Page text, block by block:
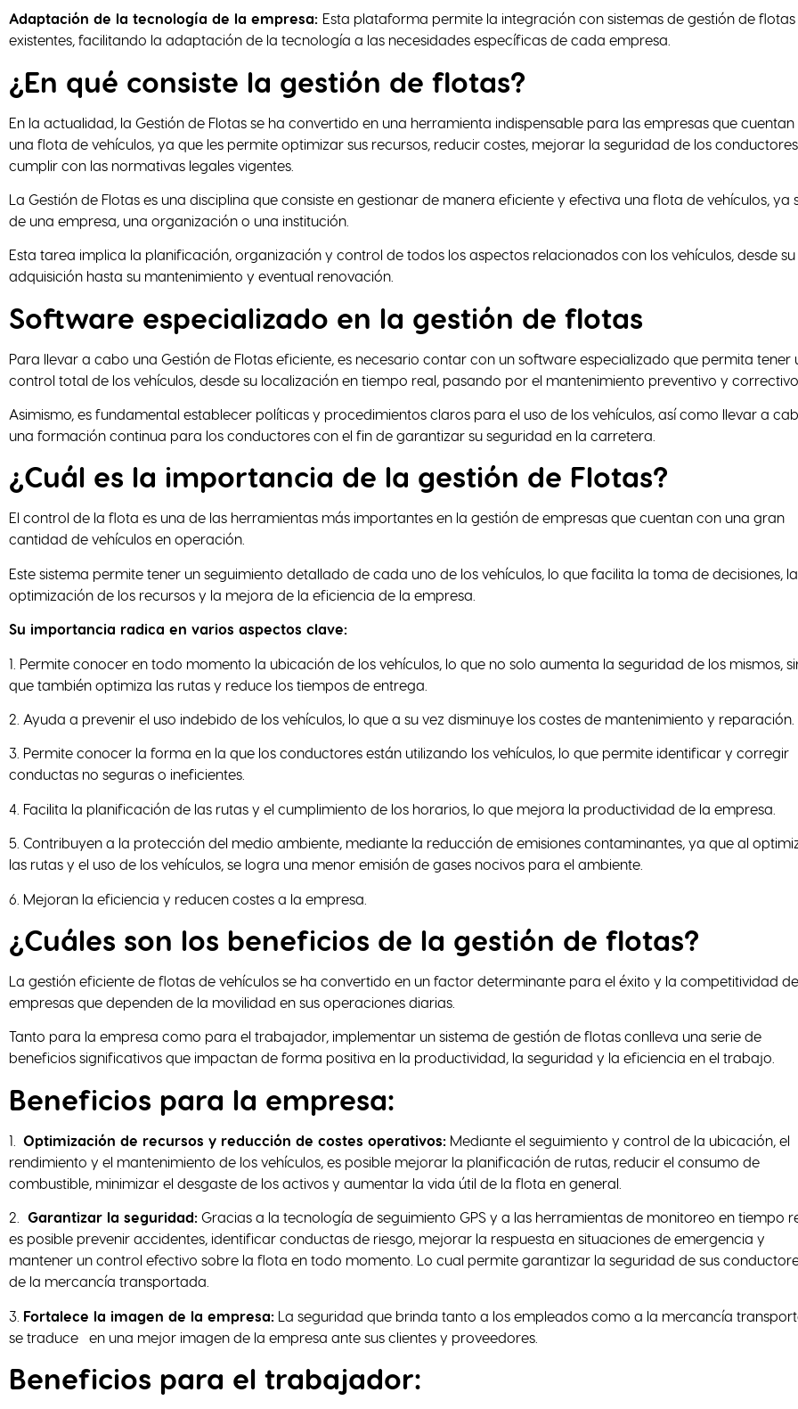
Adaptación de la tecnología de la empresa: Esta plataforma permite la integración con sistemas de gestión de
existentes, facilitando la adaptación de la tecnología a las necesidades específicas de cada empresa.
¿En qué consiste la gestión de flotas?
En la actualidad, la Gestión de Flotas se ha convertido en una herramienta indispensable para las empresas que
una flota de vehículos, ya que les permite optimizar sus recursos, reducir costes, mejorar la seguridad de los
cumplir con las normativas legales vigentes.
La Gestión de Flotas es una disciplina que consiste en gestionar de manera eficiente y efectiva una flota de vehículos, ya
de una empresa, una organización o una institución.
Esta tarea implica la planificación, organización y control de todos los aspectos relacionados con los vehículos, desde su
adquisición hasta su mantenimiento y eventual renovación.
Software especializado en la gestión de flotas
Para llevar a cabo una Gestión de Flotas eficiente, es necesario contar con un software especializado que permita tener
control total de los vehículos, desde su localización en tiempo real, pasando por el mantenimiento preventivo y correctivo.
Asimismo, es fundamental establecer políticas y procedimientos claros para el uso de los vehículos, así como llevar a
una formación continua para los conductores con el fin de garantizar su seguridad en la carretera.
¿Cuál es la importancia de la gestión de Flotas?
El control de la flota es una de las herramientas más importantes en la gestión de empresas que cuentan con una gran
cantidad de vehículos en operación.
Este sistema permite tener un seguimiento detallado de cada uno de los vehículos, lo que facilita la toma de decisiones, la
optimización de los recursos y la mejora de la eficiencia de la empresa.
Su importancia radica en varios aspectos clave:
1. Permite conocer en todo momento la ubicación de los vehículos, lo que no solo aumenta la seguridad de los mismos,
que también optimiza las rutas y reduce los tiempos de entrega.
2. Ayuda a prevenir el uso indebido de los vehículos, lo que a su vez disminuye los costes de mantenimiento y reparación.
3. Permite conocer la forma en la que los conductores están utilizando los vehículos, lo que permite identificar y corregir
conductas no seguras o ineficientes.
4. Facilita la planificación de las rutas y el cumplimiento de los horarios, lo que mejora la productividad de la empresa.
5. Contribuyen a la protección del medio ambiente, mediante la reducción de emisiones contaminantes, ya que al
las rutas y el uso de los vehículos, se logra una menor emisión de gases nocivos para el ambiente.
6. Mejoran la eficiencia y reducen costes a la empresa.
¿Cuáles son los beneficios de la gestión de flotas?
La gestión eficiente de flotas de vehículos se ha convertido en un factor determinante para el éxito y la competitividad
empresas que dependen de la movilidad en sus operaciones diarias.
Tanto para la empresa como para el trabajador, implementar un sistema de gestión de flotas conlleva una serie de
beneficios significativos que impactan de forma positiva en la productividad, la seguridad y la eficiencia en el trabajo.
Beneficios para la empresa:
1. Optimización de recursos y reducción de costes operativos: Mediante el seguimiento y control de la ubicación, el
rendimiento y el mantenimiento de los vehículos, es posible mejorar la planificación de rutas, reducir el consumo de
combustible, minimizar el desgaste de los activos y aumentar la vida útil de la flota en general.
2. Garantizar la seguridad: Gracias a la tecnología de seguimiento GPS y a las herramientas de monitoreo en tiempo
es posible prevenir accidentes, identificar conductas de riesgo, mejorar la respuesta en situaciones de emergencia y
mantener un control efectivo sobre la flota en todo momento. Lo cual permite garantizar la seguridad de sus
de la mercancía transportada.
3. Fortalece la imagen de la empresa: La seguridad que brinda tanto a los empleados como a la mercancía
se traduce en una mejor imagen de la empresa ante sus clientes y proveedores.
Beneficios para el trabajador: